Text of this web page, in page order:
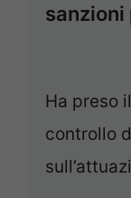
sanzioni
Ha preso
controllo